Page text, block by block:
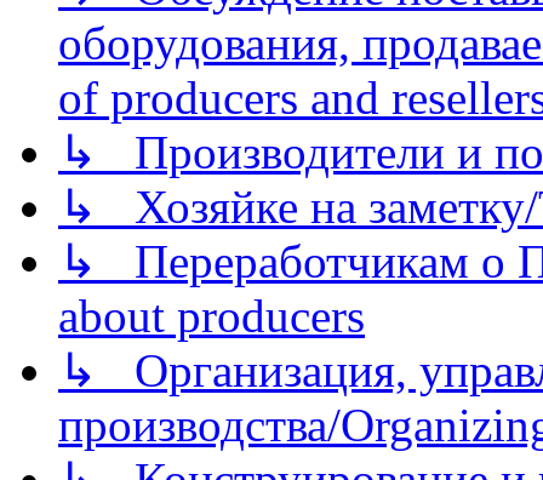
оборудования,
of producers and
↳ Производители и
↳ Хозяйке на
↳ Переработчикам о
about producers
↳ Организация,
производства/